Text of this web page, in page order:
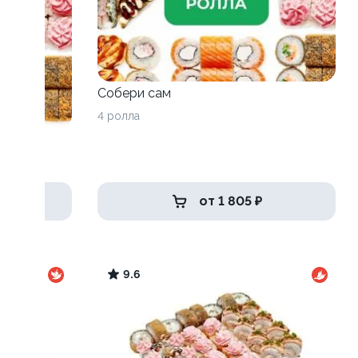
Собери сам
4 ролла
от 1 805 ₽
9.6